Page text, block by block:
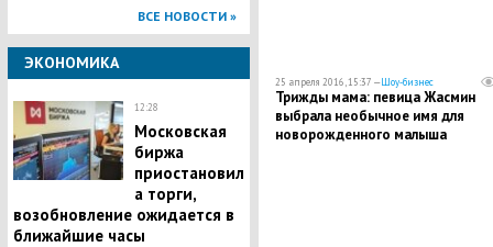
ВСЕ НОВОСТИ »
ЭКОНОМИКА
12:28
Московская
биржа
приостановил
а торги,
возобновление ожидается в
ближайшие часы
25 апреля 2016, 15:37 —Шоу-бизнес
Трижды мама: певица Жасмин
выбрала необычное имя для
новорожденного малыша